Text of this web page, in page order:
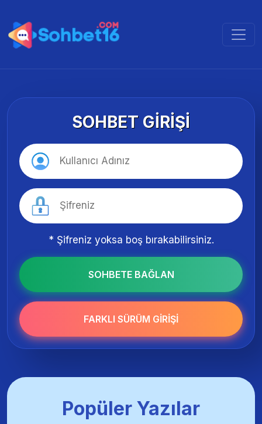
SOHBET GIRIŞI
* Şifreniz yoksa boş bırakabilirsiniz.
SOHBETE BAĞLAN
FARKLI SÜRÜM GIRIŞI
Popüler Yazılar